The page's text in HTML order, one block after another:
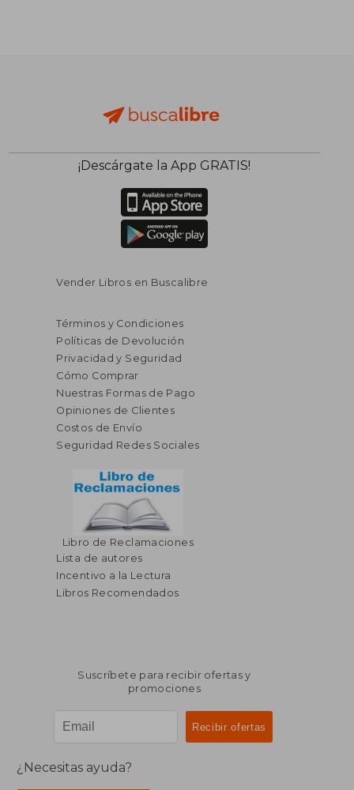
¡Descárgate la App GRATIS!
Vender Libros en Buscalibre
Términos y Condiciones
Políticas de Devolución
Privacidad y Seguridad
Cómo Comprar
Nuestras Formas de Pago
Opiniones de Clientes
Costos de Envío
Seguridad Redes Sociales
Libro de Reclamaciones
Lista de autores
Incentivo a la Lectura
Libros Recomendados
Suscríbete para recibir ofertas y
promociones
¿Necesitas ayuda?